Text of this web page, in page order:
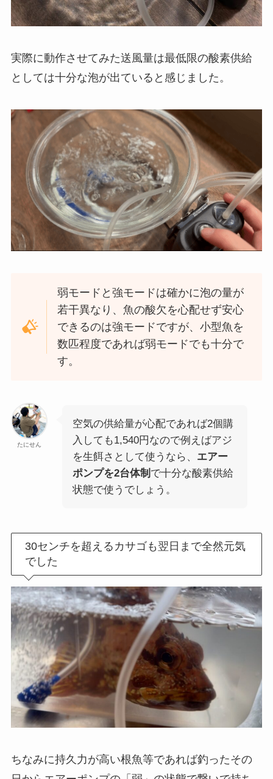
実際に動作させてみた送風量は最低限の酸素供給
としては十分な泡が出ていると感じました。
弱モードと強モードは確かに泡の量が
若干異なり、魚の酸欠を心配せず安心
できるのは強モードですが、小型魚を
数匹程度であれば弱モードでも十分で
す。
たにせん
空気の供給量が心配であれば2個購
入しても1,540円なので例えばアジ
を生餌さとして使うなら、 エアー
ポンプを2台体制 で十分な酸素供給
状態で使うでしょう。
30センチを超えるカサゴも翌日まで全然元気
でした
ちなみに持久力が高い根魚等であれば釣ったその